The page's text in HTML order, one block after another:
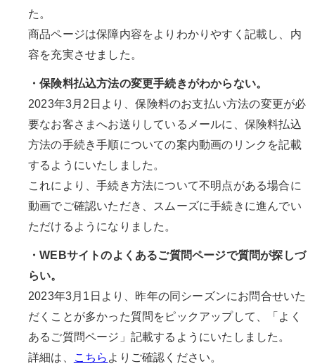
た。
商品ページは保障内容をよりわかりやすく記載し、内
容を充実させました。
・保険料払込方法の変更手続きがわからない。
2023年3月2日より、保険料のお支払い方法の変更が必
要なお客さまへお送りしているメールに、保険料払込
方法の手続き手順についての案内動画のリンクを記載
するようにいたしました。
これにより、手続き方法について不明点がある場合に
動画でご確認いただき、スムーズに手続きに進んでい
ただけるようになりました。
・WEBサイトのよくあるご質問ページで質問が探しづ
らい。
2023年3月1日より、昨年の同シーズンにお問合せいた
だくことが多かった質問をピックアップして、「よく
あるご質問ページ」記載するようにいたしました。
詳細は、
こちら よりご確認ください。